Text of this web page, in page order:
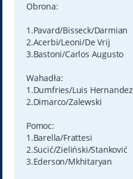
Obrona:
1.Pavard/Bisseck/Darmian
2.Acerbi/Leoni/De Vrij
3.Bastoni/Carlos Augusto
Wahadła:
1.Dumfries/Luis Hernandez
2.Dimarco/Zalewski
Pomoc:
1.Barella/Frattesi
2.Sucić/Zieliński/Stanković
3.Ederson/Mkhitaryan